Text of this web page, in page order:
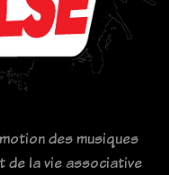
des musiques
de la vie associative